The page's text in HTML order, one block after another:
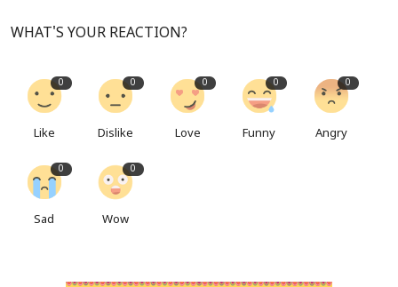
WHAT'S YOUR REACTION?
0
Like
0
Dislike
0
Love
0
Funny
0
Angry
0
Sad
0
Wow